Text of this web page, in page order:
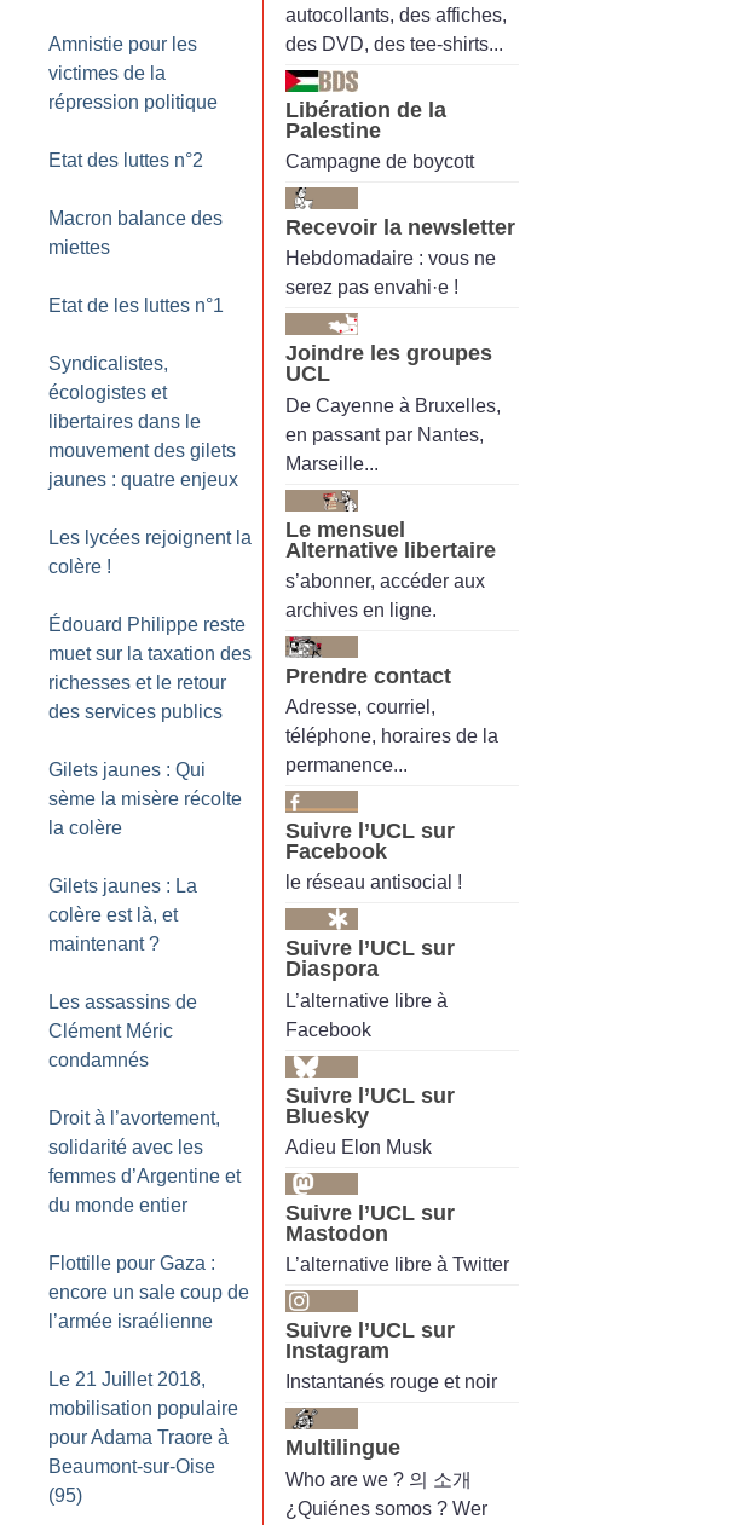
Amnistie pour les
victimes de la
répression politique
Etat des luttes n°2
Macron balance des
miettes
Etat de les luttes n°1
Syndicalistes,
écologistes et
libertaires dans le
mouvement des gilets
jaunes : quatre enjeux
Les lycées rejoignent la
colère !
Édouard Philippe reste
muet sur la taxation des
richesses et le retour
des services publics
Gilets jaunes : Qui
sème la misère récolte
la colère
Gilets jaunes : La
colère est là, et
maintenant ?
Les assassins de
Clément Méric
condamnés
Droit à l’avortement,
solidarité avec les
femmes d’Argentine et
du monde entier
Flottille pour Gaza :
encore un sale coup de
l’armée israélienne
Le 21 Juillet 2018,
mobilisation populaire
pour Adama Traore à
Beaumont-sur-Oise
(95)
autocollants, des affiches,
des DVD, des tee-shirts...
Libération de la
Palestine
Campagne de boycott
Recevoir la newsletter
Hebdomadaire : vous ne
serez pas envahi·e !
Joindre les groupes
UCL
De Cayenne à Bruxelles,
en passant par Nantes,
Marseille...
Le mensuel
Alternative libertaire
s’abonner, accéder aux
archives en ligne.
Prendre contact
Adresse, courriel,
téléphone, horaires de la
permanence...
Suivre l’UCL sur
Facebook
le réseau antisocial !
Suivre l’UCL sur
Diaspora
L’alternative libre à
Facebook
Suivre l’UCL sur
Bluesky
Adieu Elon Musk
Suivre l’UCL sur
Mastodon
L’alternative libre à Twitter
Suivre l’UCL sur
Instagram
Instantanés rouge et noir
Multilingue
Who are we ? 의 소개
¿Quiénes somos ? Wer